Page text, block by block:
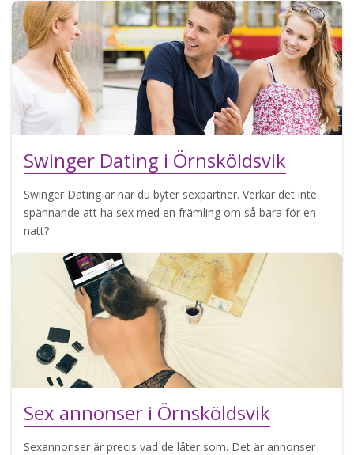
Swinger Dating i Örnsköldsvik
Swinger Dating är när du byter sexpartner. Verkar det inte
spännande att ha sex med en främling om så bara för en
natt?
Sex annonser i Örnsköldsvik
Sexannonser är precis vad de låter som. Det är annonser